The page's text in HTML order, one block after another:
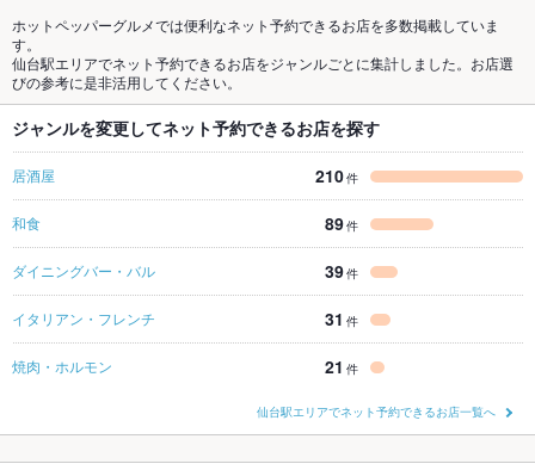
ホットペッパーグルメでは便利なネット予約できるお店を多数掲載していま
す。
仙台駅エリアでネット予約できるお店をジャンルごとに集計しました。お店選
びの参考に是非活用してください。
ジャンルを変更してネット予約できるお店を探す
居酒屋 210件
和食 89件
ダイニングバー・バル 39件
イタリアン・フレンチ 31 件
焼肉・ホルモン 21 件
仙台駅エリアでネット予約できるお店一覧へ